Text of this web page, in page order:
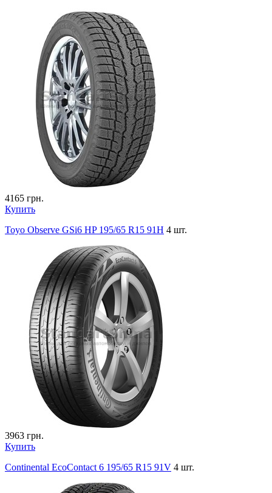
4165 грн.
Купить
Toyo Observe GSi6 HP 195/65 R15 91H 4 шт.
3963 грн.
Купить
Continental EcoContact 6 195/65 R15 91V 4 шт.